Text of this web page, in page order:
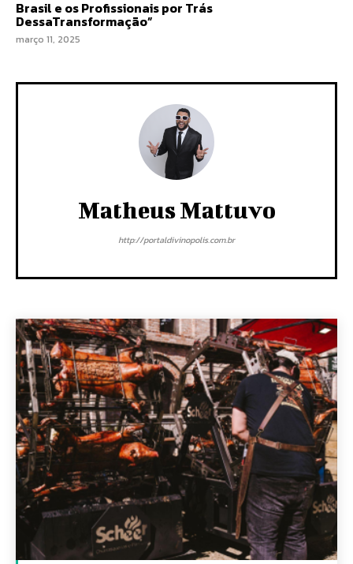
Brasil e os Profissionais por Trás
DessaTransformação”
março 11, 2025
Matheus Mattuvo
http://portaldivinopolis.com.br